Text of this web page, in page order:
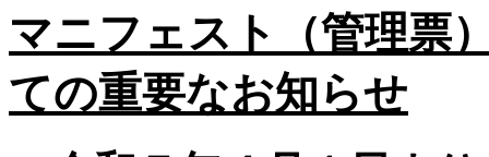
マニフェスト（管理票
ての重要なお知らせ